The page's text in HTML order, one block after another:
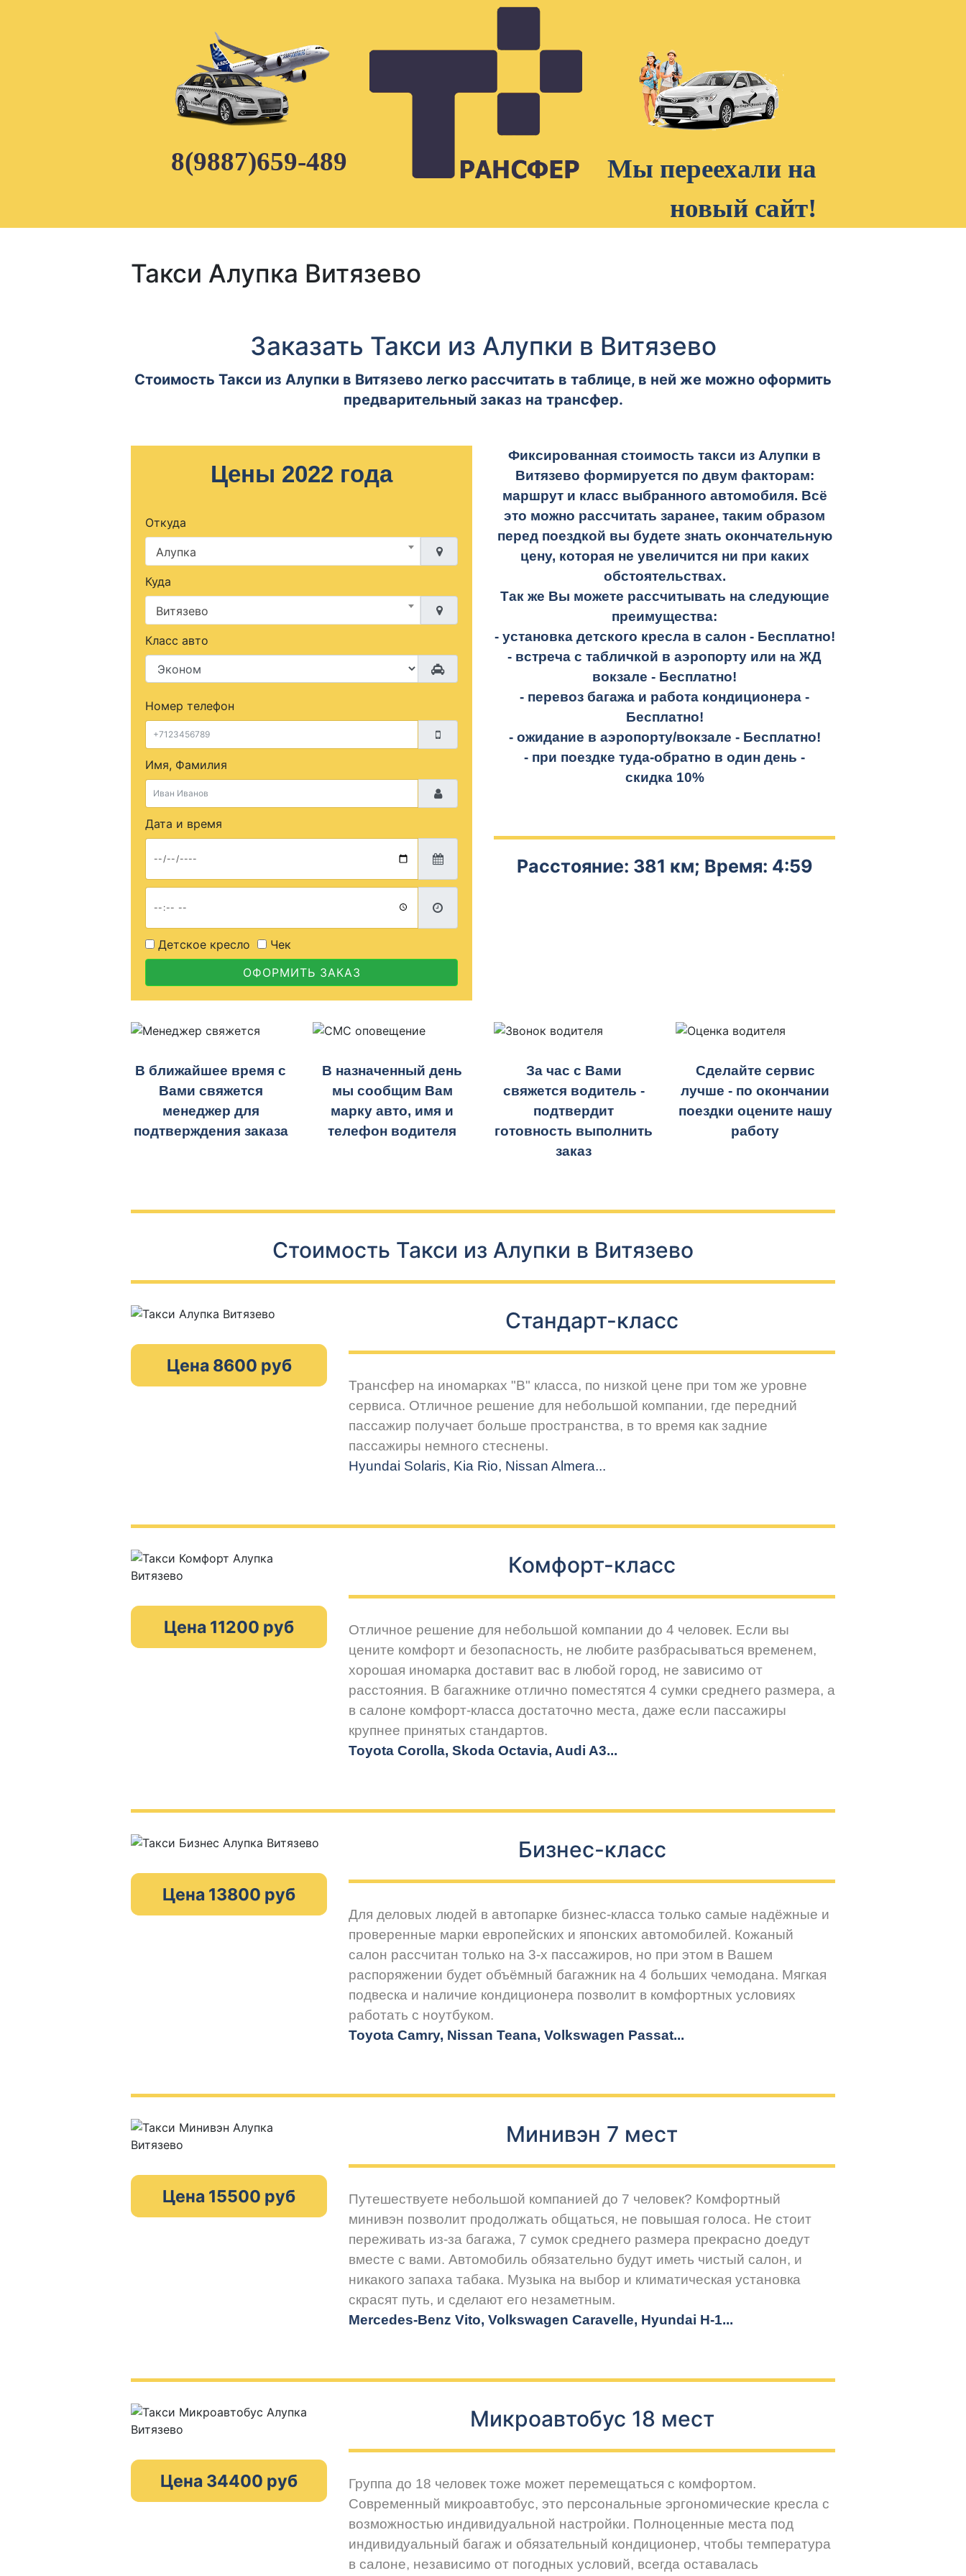
8(9887)659-489
Мы переехали на
новый сайт!
Такси Алупка Витязево
Заказать Такси из Алупки в Витязево
Стоимость Такси из Алупки в Витязево легко рассчитать в таблице, в ней же можно оформить
предварительный заказ на трансфер.
Цены 2022 года
Откуда
Алупка
Куда
Витязево
Класс авто
Номер телефон
Имя, Фамилия
Дата и время
Детское кресло
Чек
ОФОРМИТЬ ЗАКАЗ
Фиксированная стоимость такси из Алупки в
Витязево формируется по двум факторам:
маршрут и класс выбранного автомобиля. Всё
это можно рассчитать заранее, таким образом
перед поездкой вы будете знать окончательную
цену, которая не увеличится ни при каких
обстоятельствах.
Так же Вы можете рассчитывать на следующие
преимущества:
- установка детского кресла в салон - Бесплатно!
- встреча с табличкой в аэропорту или на ЖД
вокзале - Бесплатно!
- перевоз багажа и работа кондиционера -
Бесплатно!
- ожидание в аэропорту/вокзале - Бесплатно!
- при поездке туда-обратно в один день -
скидка 10%
Расстояние: 381 км; Время: 4:59
В ближайшее время с
Вами свяжется
менеджер для
подтверждения заказа
В назначенный день
мы сообщим Вам
марку авто, имя и
телефон водителя
За час с Вами
свяжется водитель -
подтвердит
готовность выполнить
заказ
Сделайте сервис
лучше - по окончании
поездки оцените нашу
работу
Стоимость Такси из Алупки в Витязево
Цена 8600 руб
Стандарт-класс
Трансфер на иномарках "В" класса, по низкой цене при том же уровне
сервиса. Отличное решение для небольшой компании, где передний
пассажир получает больше пространства, в то время как задние
пассажиры немного стеснены.
Hyundai Solaris, Kia Rio, Nissan Almera...
Цена 11200 руб
Комфорт-класс
Отличное решение для небольшой компании до 4 человек. Если вы
цените комфорт и безопасность, не любите разбрасываться временем,
хорошая иномарка доставит вас в любой город, не зависимо от
расстояния. В багажнике отлично поместятся 4 сумки среднего размера, а
в салоне комфорт-класса достаточно места, даже если пассажиры
крупнее принятых стандартов.
Toyota Corolla, Skoda Octavia, Audi A3...
Цена 13800 руб
Бизнес-класс
Для деловых людей в автопарке бизнес-класса только самые надёжные и
проверенные марки европейских и японских автомобилей. Кожаный
салон рассчитан только на 3-х пассажиров, но при этом в Вашем
распоряжении будет объёмный багажник на 4 больших чемодана. Мягкая
подвеска и наличие кондиционера позволит в комфортных условиях
работать с ноутбуком.
Toyota Camry, Nissan Teana, Volkswagen Passat...
Цена 15500 руб
Минивэн 7 мест
Путешествуете небольшой компанией до 7 человек? Комфортный
минивэн позволит продолжать общаться, не повышая голоса. Не стоит
переживать из-за багажа, 7 сумок среднего размера прекрасно доедут
вместе с вами. Автомобиль обязательно будут иметь чистый салон, и
никакого запаха табака. Музыка на выбор и климатическая установка
скрасят путь, и сделают его незаметным.
Mercedes-Benz Vito, Volkswagen Caravelle, Hyundai H-1...
Цена 34400 руб
Микроавтобус 18 мест
Группа до 18 человек тоже может перемещаться с комфортом.
Современный микроавтобус, это персональные эргономические кресла с
возможностью индивидуальной настройки. Полноценные места под
индивидуальный багаж и обязательный кондиционер, чтобы температура
в салоне, независимо от погодных условий, всегда оставалась